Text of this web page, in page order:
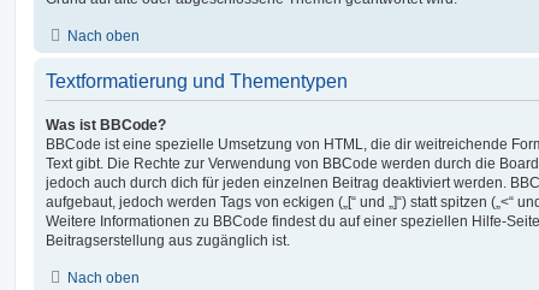
Nach oben
Textformatierung und Thementypen
Was ist BBCode?
BBCode ist eine spezielle Umsetzung von HTML, die dir weitreichende
Text gibt. Die Rechte zur Verwendung von BBCode werden durch die
jedoch auch durch dich für jeden einzelnen Beitrag deaktiviert werden.
aufgebaut, jedoch werden Tags von eckigen („[“ und „]“) statt spitzen („<“
Weitere Informationen zu BBCode findest du auf einer speziellen Hilfe-
Beitragserstellung aus zugänglich ist.
Nach oben